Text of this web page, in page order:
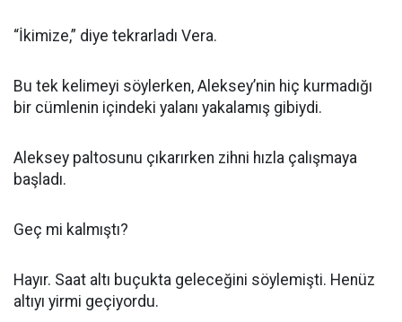
“İkimize,” diye tekrarladı Vera.
Bu tek kelimeyi söylerken, Aleksey’nin hiç kurmadığı
bir cümlenin içindeki yalanı yakalamış gibiydi.
Aleksey paltosunu çıkarırken zihni hızla çalışmaya
başladı.
Geç mi kalmıştı?
Hayır. Saat altı buçukta geleceğini söylemişti. Henüz
altıyı yirmi geçiyordu.